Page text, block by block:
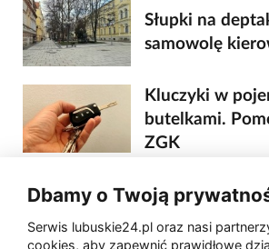
Słupki na
samowolę
Kluczyki w
butelkami.
ZGK
Pociągiem z
prosto nad
Dbamy o Twoją
Serwis lubuskie24.pl oraz nasi
cookies, aby zapewnić prawidłowe